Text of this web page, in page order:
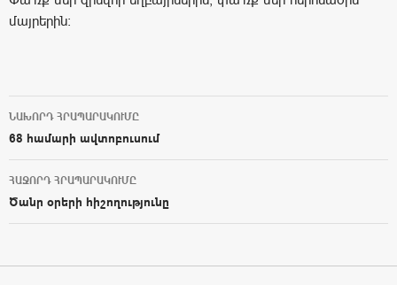
մայրերին:
Post navigation
ՆԱԽՈՐԴ ՀՐԱՊԱՐԱԿՈՒՄԸ
68 համարի ավտոբուսում
ՀԱՋՈՐԴ ՀՐԱՊԱՐԱԿՈՒՄԸ
Ծանր օրերի հիշողությունը